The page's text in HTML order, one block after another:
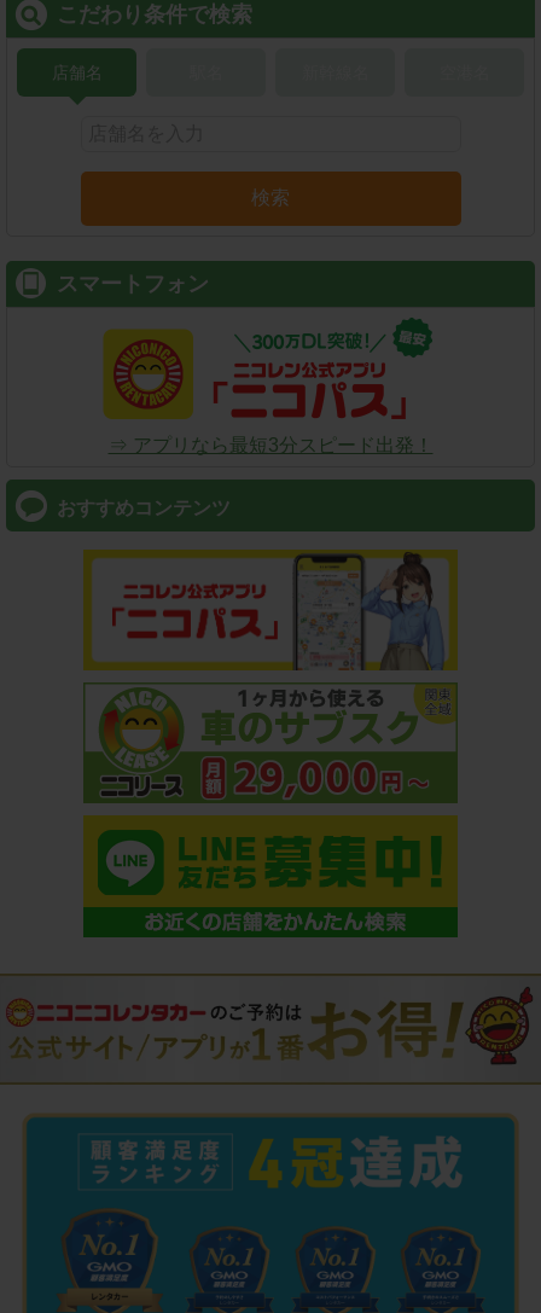
こだわり条件で検索
店舗名
検索
スマートフォン
⇒ アプリなら最短3分スピード出発！
おすすめコンテンツ